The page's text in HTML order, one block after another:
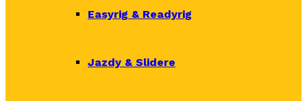
Easyrig & Readyrig
Jazdy & Slidere